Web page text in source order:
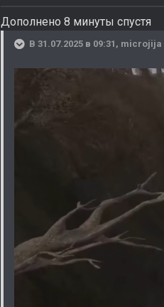
Дополнено 8 минуты спустя
В 31.07.2025 в 09:31, microjija